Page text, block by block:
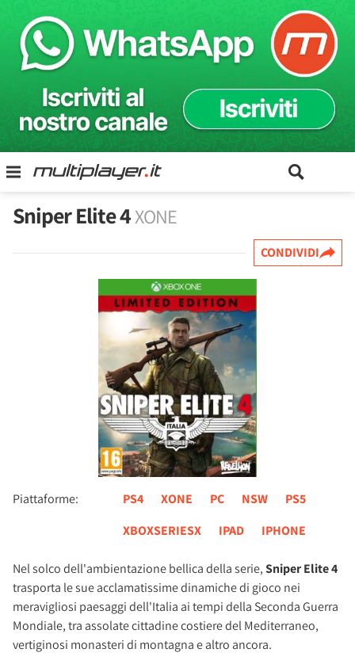
Sniper Elite 4XONE
CONDIVIDI
Piattaforme: PS4 XONE PC NSW
PS5
XBOXSERIESX
IPAD IPHONE
Nel solco dell'ambientazione bellica della serie,Sniper Elite 4
trasporta le sue acclamatissime dinamiche di gioco nei
meravigliosi paesaggi dell'Italia ai tempi della Seconda Guerra
Mondiale, tra assolate cittadine costiere del Mediterraneo,
vertiginosi monasteri di montagna e altro ancora.